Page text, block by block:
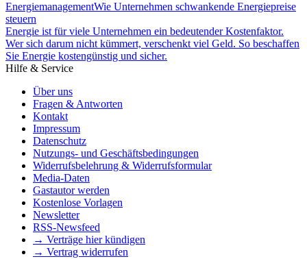
EnergiemanagementWie Unternehmen schwankende Energiepreise
steuern
Energie ist für viele Unternehmen ein bedeutender Kostenfaktor.
Wer sich darum nicht kümmert, verschenkt viel Geld. So beschaffen
Sie Energie kostengünstig und sicher.
Hilfe & Service
Über uns
Fragen & Antworten
Kontakt
Impressum
Datenschutz
Nutzungs- und Geschäftsbedingungen
Widerrufsbelehrung & Widerrufsformular
Media-Daten
Gastautor werden
Kostenlose Vorlagen
Newsletter
RSS-Newsfeed
→ Verträge hier kündigen
→ Vertrag widerrufen